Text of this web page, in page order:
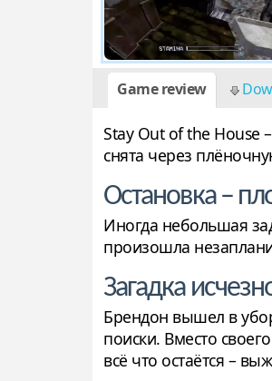
Game review
Stay Out of the House
снята через
Остановка –
Иногда небольшая
произошла
Загадка
Брендон вышел в
поиски. Вместо
всё что остаётся –